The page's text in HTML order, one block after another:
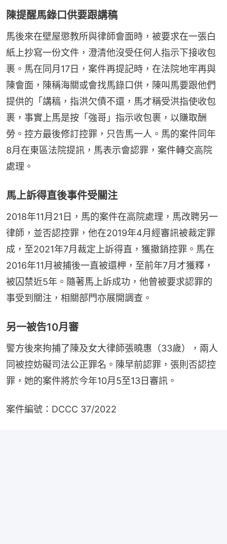
陳提醒馬錄口供要跟講稿
馬後來在壁屋懲教所與律師會面時，被要求在一張白
紙上抄寫一份文件，澄清他沒受任何人指示下接收包
裹。馬在同月17日，案件再提記時，在法院地牢再與
陳會面，陳稱海關或會找馬錄口供，陳叫馬要跟他們
提供的「講稿，指洪欠債不還，馬才稱受洪指使收包
裹，事實上馬是按「強哥」指示收包裹，以賺取酬
勞。控方最後修訂控罪，只告馬一人。馬的案件同年
8月在東區法院提訊，馬表示會認罪，案件轉交高院
處理。
馬上訴得直後事件受關注
2018年11月21日，馬的案件在高院處理，馬改聘另一
律師，並否認控罪，他在2019年4月經審訊被裁定罪
成，至2021年7月裁定上訴得直，獲撤銷控罪。馬在
2016年11月被捕後一直被還柙，至前年7月才獲釋，
被囚禁近5年。隨著馬上訴成功，他曾被要求認罪的
事受到關注，相關部門亦展開調查。
另一被告10月審
警方後來拘捕了陳及女大律師張曉惠（33歲），兩人
同被控妨礙司法公正罪名。陳早前認罪，張則否認控
罪，她的案件將於今年10月5至13日審訊。
案件編號：DCCC 37/2022